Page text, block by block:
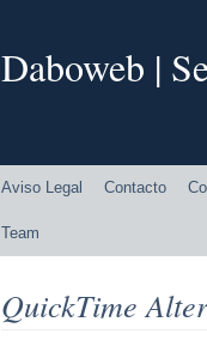
Daboweb |
Aviso Legal Contacto
Team
QuickTime